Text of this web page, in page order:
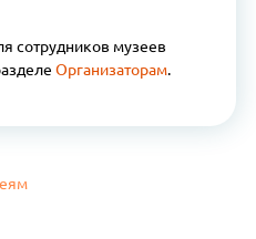
сотрудников музеев
Организаторам.